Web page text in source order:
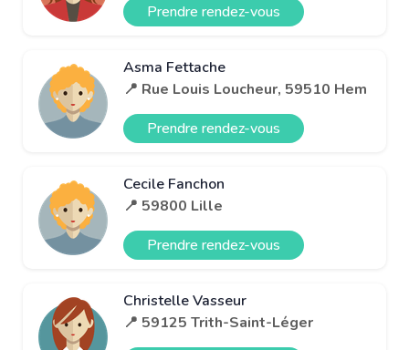
Prendre rendez-vous
Asma Fettache
📍 Rue Louis Loucheur, 59510 Hem
Prendre rendez-vous
Cecile Fanchon
📍 59800 Lille
Prendre rendez-vous
Christelle Vasseur
📍 59125 Trith-Saint-Léger